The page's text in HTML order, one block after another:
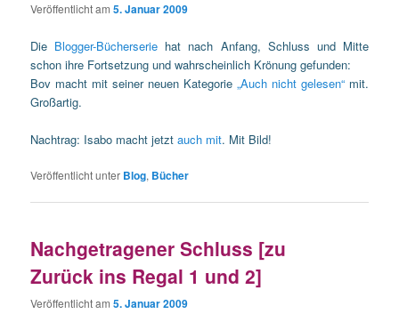
Veröffentlicht am5. Januar 2009
Die Blogger-Bücherserie hat nach Anfang, Schluss und Mitte
schon ihre Fortsetzung und wahrscheinlich Krönung gefunden:
Bov macht mit seiner neuen Kategorie „Auch nicht gelesen“mit.
Großartig.
Nachtrag: Isabo macht jetztauch mit. Mit Bild!
Veröffentlicht unter Blog, Bücher
Nachgetragener Schluss [zu
Zurück ins Regal 1 und 2]
Veröffentlicht am5. Januar 2009